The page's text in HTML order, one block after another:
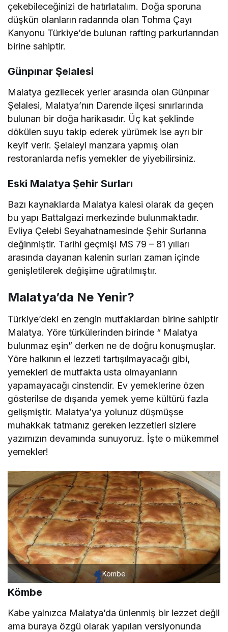
çekebileceğinizi de hatırlatalım. Doğa sporuna
düşkün olanların radarında olan Tohma Çayı
Kanyonu Türkiye’de bulunan rafting parkurlarından
birine sahiptir.
Günpınar Şelalesi
Malatya gezilecek yerler arasında olan Günpınar
Şelalesi, Malatya’nın Darende ilçesi sınırlarında
bulunan bir doğa harikasıdır. Üç kat şeklinde
dökülen suyu takip ederek yürümek ise ayrı bir
keyif verir. Şelaleyi manzara yapmış olan
restoranlarda nefis yemekler de yiyebilirsiniz.
Eski Malatya Şehir Surları
Bazı kaynaklarda Malatya kalesi olarak da geçen
bu yapı Battalgazi merkezinde bulunmaktadır.
Evliya Çelebi Seyahatnamesinde Şehir Surlarına
değinmiştir. Tarihi geçmişi MS 79 – 81 yılları
arasında dayanan kalenin surları zaman içinde
genişletilerek değişime uğratılmıştır.
Malatya’da Ne Yenir?
Türkiye’deki en zengin mutfaklardan birine sahiptir
Malatya. Yöre türkülerinden birinde “ Malatya
bulunmaz eşin” derken ne de doğru konuşmuşlar.
Yöre halkının el lezzeti tartışılmayacağı gibi,
yemekleri de mutfakta usta olmayanların
yapamayacağı cinstendir. Ev yemeklerine özen
gösterilse de dışarıda yemek yeme kültürü fazla
gelişmiştir. Malatya’ya yolunuz düşmüşse
muhakkak tatmanız gereken lezzetleri sizlere
yazımızın devamında sunuyoruz. İşte o mükemmel
yemekler!
Kömbe
Kömbe
Kabe yalnızca Malatya’da ünlenmiş bir lezzet değil
ama buraya özgü olarak yapılan versiyonunda